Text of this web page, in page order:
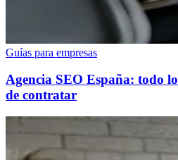
Guías para empresas
Agencia SEO España: todo
de contratar